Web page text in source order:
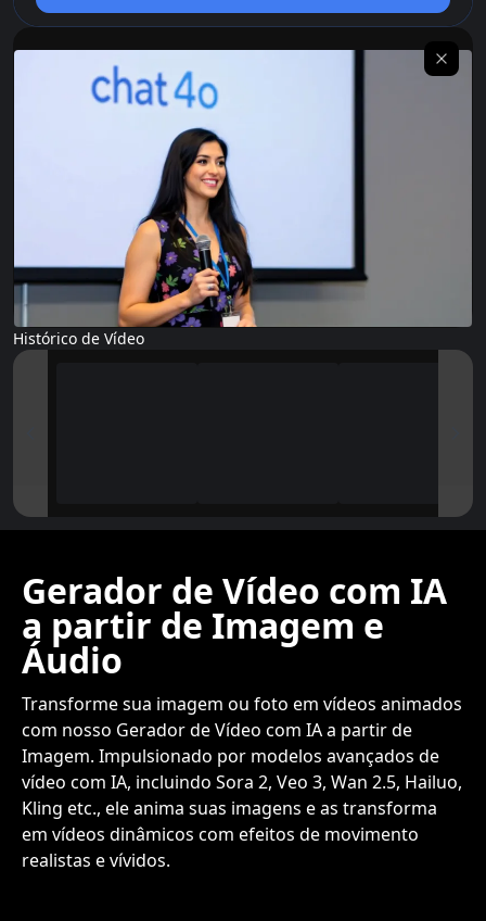
Histórico de Vídeo
Gerador de Vídeo com IA
a partir de Imagem e
Áudio
Transforme sua imagem ou foto em vídeos animados
com nosso Gerador de Vídeo com IA a partir de
Imagem. Impulsionado por modelos avançados de
vídeo com IA, incluindo Sora 2, Veo 3, Wan 2.5, Hailuo,
Kling etc., ele anima suas imagens e as transforma
em vídeos dinâmicos com efeitos de movimento
realistas e vívidos.